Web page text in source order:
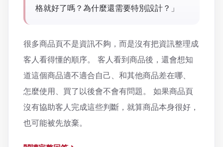
格就好了嗎？為什麼還需要特別設計？」
很多商品頁不是資訊不夠，而是沒有把資訊整理成
客人看得懂的順序。 客人看到商品後，還會想知
道這個商品適不適合自己、和其他商品差在哪、
怎麼使用、買了以後會不會有問題。 如果商品頁
沒有協助客人完成這些判斷，就算商品本身很好，
也可能被先放棄。